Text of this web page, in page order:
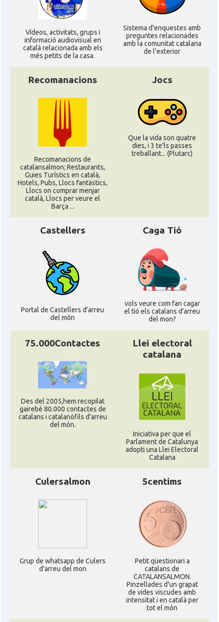
Ví­deos, activitats, grups i
informació audiovisual en
català relacionada amb els
més petits de la casa.
Sistema d'enquestes amb
preguntes relacionades
amb la comunitat catalana
de l'exterior
Recomanacions
Recomanacions de
catalansalmon; Restaurants,
Guies Turístics en català,
Hotels, Pubs, Llocs fantàstics,
Llocs on comprar menjar
català, Llocs per veure el
Barça ...
Jocs
Que la vida son quatre
dies, i 3 te'ls passes
treballant... (Plutarc)
Castellers
Portal de Castellers d'arreu
del món
Caga Tió
vols veure com fan cagar
el tió els catalans d'arreu
del mon?
75.000Contactes
Des del 2005,hem recopilat
gairebé 80.000 contactes de
catalans i catalanòfils d'arreu
del món.
Llei electoral
catalana
Iniciativa per que el
Parlament de Catalunya
adopti una Llei Electoral
Catalana
Culersalmon
Grup de whatsapp de Culers
d'arreu del mon
5centims
Petit qüestionari a
catalans de
CATALANSALMON.
Pinzellades d'un grapat
de vides viscudes amb
intensitat i en català per
tot el món